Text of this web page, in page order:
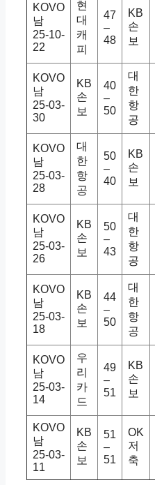
KOVO
남
25-10-
22
현
대
캐
피
47
–
48
KB
손
보
KOVO
남
25-03-
30
KB
손
보
40
–
50
대
한
항
공
KOVO
남
25-03-
28
대
한
항
공
50
–
40
KB
손
보
KOVO
남
25-03-
26
KB
손
보
50
–
43
대
한
항
공
KOVO
남
25-03-
18
KB
손
보
44
–
50
대
한
항
공
KOVO
남
25-03-
14
우
리
카
드
49
–
51
KB
손
보
KOVO
남
25-03-
11
KB
손
보
51
–
51
OK
저
축